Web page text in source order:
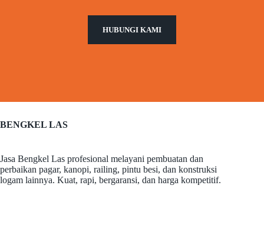
HUBUNGI KAMI
BENGKEL LAS
Jasa Bengkel Las profesional melayani pembuatan dan
perbaikan pagar, kanopi, railing, pintu besi, dan konstruksi
logam lainnya. Kuat, rapi, bergaransi, dan harga kompetitif.